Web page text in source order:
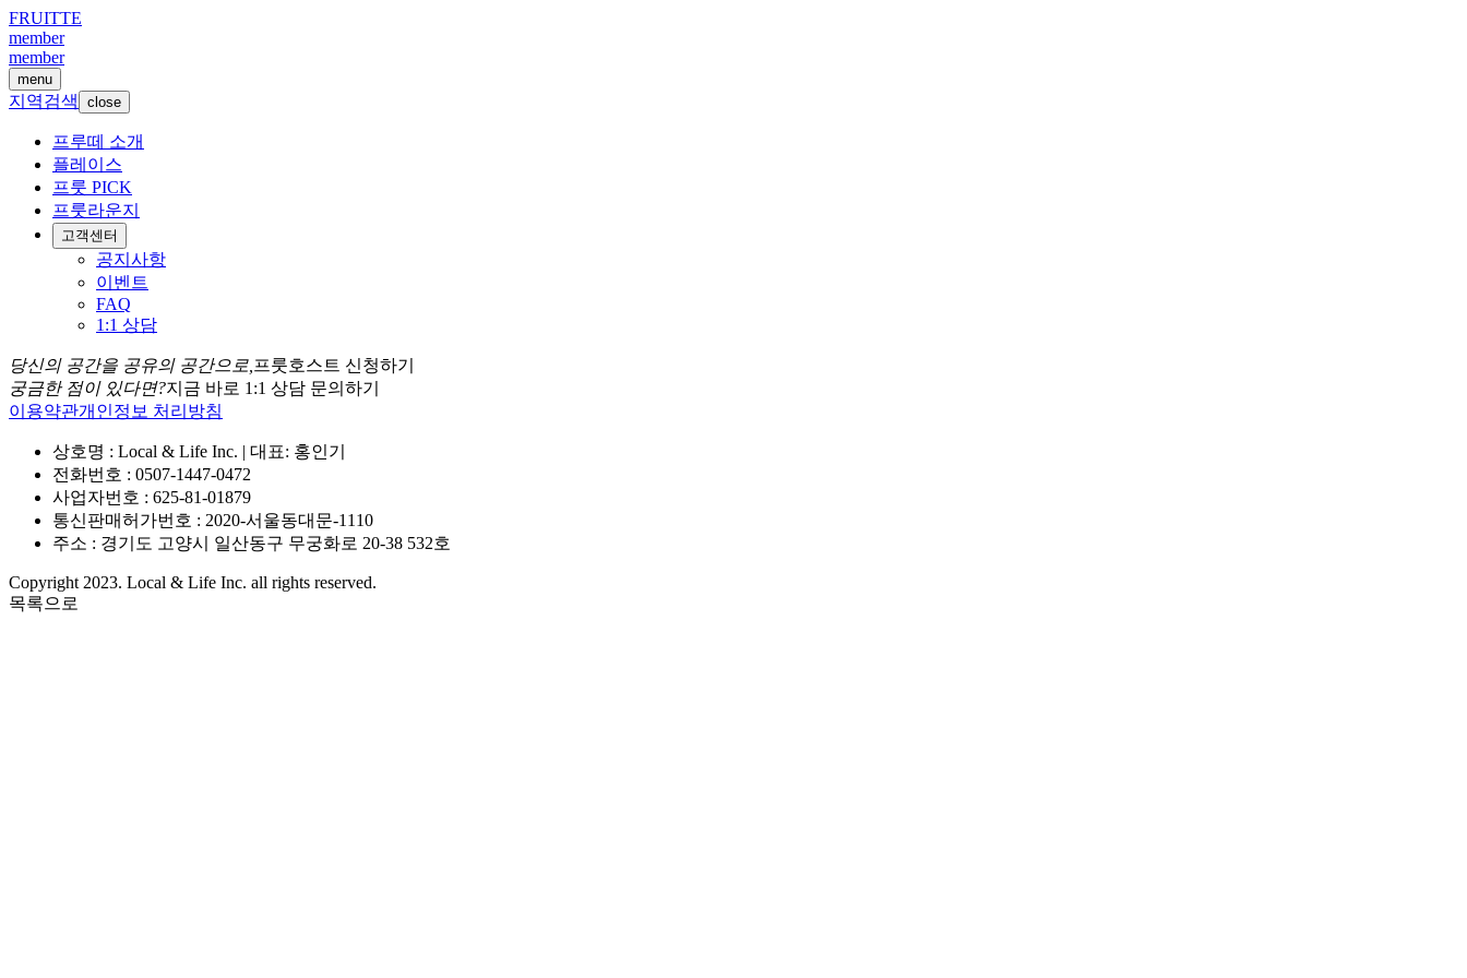
FRUITTE
member
member
menu
지역검색 close
프루떼 소개
플레이스
프룻 PICK
프룻라운지
고객센터
공지사항
이벤트
FAQ
1:1 상담
당신의 공간을 공유의 공간으로, 프룻호스트 신청하기
궁금한 점이 있다면?지금 바로 1:1 상담 문의하기
이용약관개인정보 처리방침
상호명 : Local & Life Inc. | 대표: 홍인기
전화번호 : 0507-1447-0472
사업자번호 : 625-81-01879
통신판매허가번호 : 2020-서울동대문-1110
주소 : 경기도 고양시 일산동구 무궁화로 20-38 532호
Copyright 2023. Local & Life Inc. all rights reserved.
목록으로